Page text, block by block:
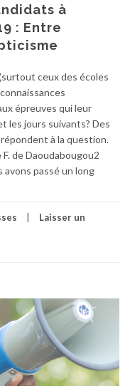
à
: Entre
ceux des écoles
épreuves qui leur
les jours suivants? Des
à la question.
de Daoudabougou2
avons passé un long
Laisser un